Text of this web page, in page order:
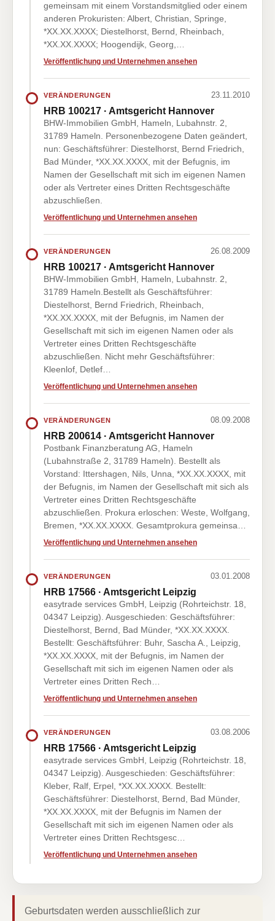
gemeinsam mit einem Vorstandsmitglied oder einem
anderen Prokuristen: Albert, Christian, Springe,
*XX.XX.XXXX; Diestelhorst, Bernd, Rheinbach,
*XX.XX.XXXX; Hoogendijk, Georg,…
Veröffentlichung und Unternehmen ansehen
VERÄNDERUNGEN 23.11.2010
HRB 100217 · Amtsgericht Hannover
BHW-Immobilien GmbH, Hameln, Lubahnstr. 2,
31789 Hameln. Personenbezogene Daten geändert,
nun: Geschäftsführer: Diestelhorst, Bernd Friedrich,
Bad Münder, *XX.XX.XXXX, mit der Befugnis, im
Namen der Gesellschaft mit sich im eigenen Namen
oder als Vertreter eines Dritten Rechtsgeschäfte
abzuschließen.
Veröffentlichung und Unternehmen ansehen
VERÄNDERUNGEN 26.08.2009
HRB 100217 · Amtsgericht Hannover
BHW-Immobilien GmbH, Hameln, Lubahnstr. 2,
31789 Hameln.Bestellt als Geschäftsführer:
Diestelhorst, Bernd Friedrich, Rheinbach,
*XX.XX.XXXX, mit der Befugnis, im Namen der
Gesellschaft mit sich im eigenen Namen oder als
Vertreter eines Dritten Rechtsgeschäfte
abzuschließen. Nicht mehr Geschäftsführer:
Kleenlof, Detlef…
Veröffentlichung und Unternehmen ansehen
VERÄNDERUNGEN 08.09.2008
HRB 200614 · Amtsgericht Hannover
Postbank Finanzberatung AG, Hameln
(Lubahnstraße 2, 31789 Hameln). Bestellt als
Vorstand: Ittershagen, Nils, Unna, *XX.XX.XXXX, mit
der Befugnis, im Namen der Gesellschaft mit sich als
Vertreter eines Dritten Rechtsgeschäfte
abzuschließen. Prokura erloschen: Weste, Wolfgang,
Bremen, *XX.XX.XXXX. Gesamtprokura gemeinsa…
Veröffentlichung und Unternehmen ansehen
VERÄNDERUNGEN 03.01.2008
HRB 17566 · Amtsgericht Leipzig
easytrade services GmbH, Leipzig (Rohrteichstr. 18,
04347 Leipzig). Ausgeschieden: Geschäftsführer:
Diestelhorst, Bernd, Bad Münder, *XX.XX.XXXX.
Bestellt: Geschäftsführer: Buhr, Sascha A., Leipzig,
*XX.XX.XXXX, mit der Befugnis, im Namen der
Gesellschaft mit sich im eigenen Namen oder als
Vertreter eines Dritten Rech…
Veröffentlichung und Unternehmen ansehen
VERÄNDERUNGEN 03.08.2006
HRB 17566 · Amtsgericht Leipzig
easytrade services GmbH, Leipzig (Rohrteichstr. 18,
04347 Leipzig). Ausgeschieden: Geschäftsführer:
Kleber, Ralf, Erpel, *XX.XX.XXXX. Bestellt:
Geschäftsführer: Diestelhorst, Bernd, Bad Münder,
*XX.XX.XXXX, mit der Befugnis im Namen der
Gesellschaft mit sich im eigenen Namen oder als
Vertreter eines Dritten Rechtsgesc…
Veröffentlichung und Unternehmen ansehen
Geburtsdaten werden ausschließlich zur